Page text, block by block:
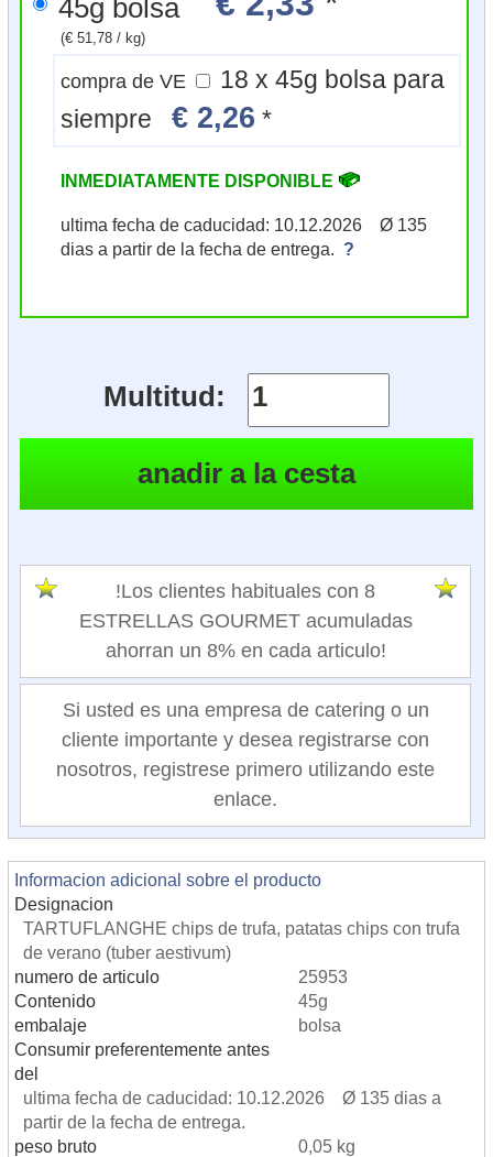
45g bolsa
(€ 51,78 / kg)
compra de VE
18 x 45g bolsa para
siempre€ 2,26 *
INMEDIATAMENTE DISPONIBLE
ultima fecha de caducidad: 10.12.2026 Ø 135
dias a partir de la fecha de entrega. ?
Multitud:
!Los clientes habituales con 8
ESTRELLAS GOURMET acumuladas
ahorran un 8% en cada articulo!
Si usted es una empresa de catering o un
cliente importante y desea registrarse con
nosotros, registrese primero utilizando este
enlace.
Informacion adicional sobre el producto
Designacion
TARTUFLANGHE chips de trufa, patatas chips con trufa
de verano (tuber aestivum)
numero de articulo
25953
Contenido
45g
embalaje
bolsa
Consumir preferentemente antes
del
ultima fecha de caducidad: 10.12.2026 Ø 135 dias a
partir de la fecha de entrega.
peso bruto
0,05 kg